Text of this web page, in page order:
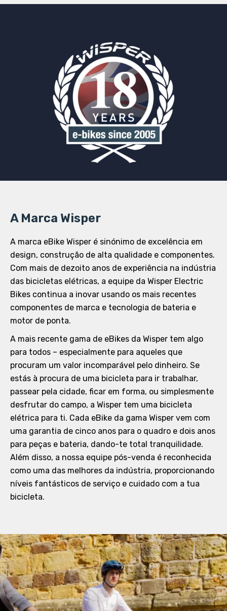
A Marca Wisper
A marca eBike Wisper é sinónimo de excelência em
design, construção de alta qualidade e componentes.
Com mais de dezoito anos de experiência na indústria
das bicicletas elétricas, a equipe da Wisper Electric
Bikes continua a inovar usando os mais recentes
componentes de marca e tecnologia de bateria e
motor de ponta.
A mais recente gama de eBikes da Wisper tem algo
para todos – especialmente para aqueles que
procuram um valor incomparável pelo dinheiro. Se
estás à procura de uma bicicleta para ir trabalhar,
passear pela cidade, ficar em forma, ou simplesmente
desfrutar do campo, a Wisper tem uma bicicleta
elétrica para ti. Cada eBike da gama Wisper vem com
uma garantia de cinco anos para o quadro e dois anos
para peças e bateria, dando-te total tranquilidade.
Além disso, a nossa equipe pós-venda é reconhecida
como uma das melhores da indústria, proporcionando
níveis fantásticos de serviço e cuidado com a tua
bicicleta.